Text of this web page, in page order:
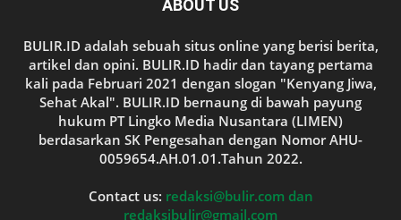
ABOUT US
BULIR.ID adalah sebuah situs online yang berisi berita,
artikel dan opini. BULIR.ID hadir dan tayang pertama
kali pada Februari 2021 dengan slogan "Kenyang Jiwa,
Sehat Akal". BULIR.ID bernaung di bawah payung
hukum PT Lingko Media Nusantara (LIMEN)
berdasarkan SK Pengesahan dengan Nomor AHU-
0059654.AH.01.01.Tahun 2022.
Contact us: redaksi@bulir.com dan
redaksibulir@gmail.com